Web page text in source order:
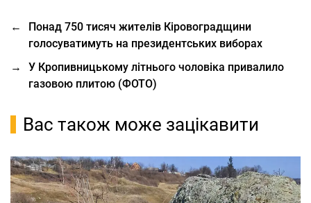
←
Понад 750 тисяч жителів Кіровоградщини
голосуватимуть на президентських виборах
→
У Кропивницькому літнього чоловіка привалило
газовою плитою (ФОТО)
Вас також може зацікавити